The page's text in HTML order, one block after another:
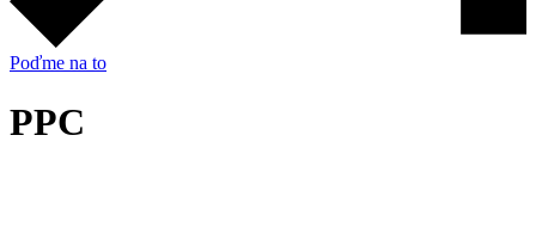
Poďme na to
PPC